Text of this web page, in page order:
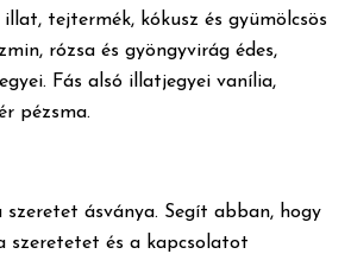
tejtermék, kókusz és gyümölcsös
rózsa és gyöngyvirág édes,
Fás alsó illatjegyei vanília,
pézsma.
ásványa. Segít abban, hogy
szeretetet és a kapcsolatot